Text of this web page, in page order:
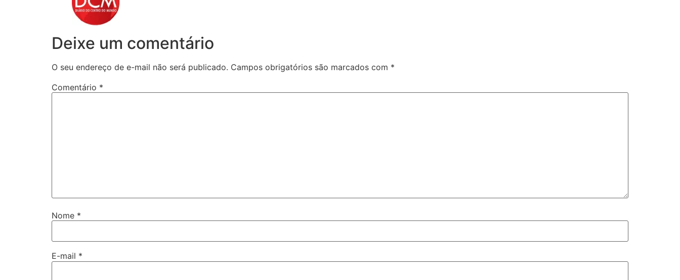
Deixe um comentário
O seu endereço de e-mail não será publicado. Campos obrigatórios são marcados com *
Comentário *
Nome *
E-mail *